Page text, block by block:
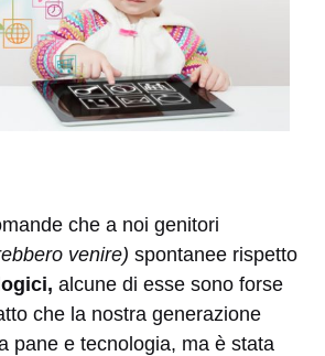
che a noi genitori
venire) spontanee rispetto
alcune di esse sono forse
che la nostra generazione
pane e tecnologia, ma è stata